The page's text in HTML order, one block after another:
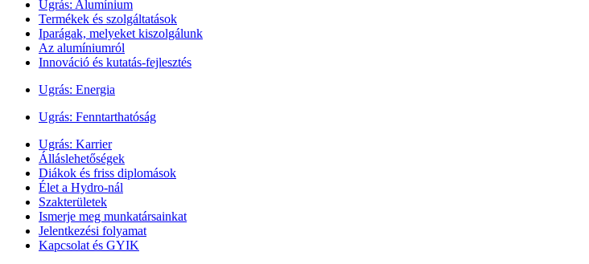
Ugrás: Alumínium
Termékek és szolgáltatások
Iparágak, melyeket kiszolgálunk
Az alumíniumról
Innováció és kutatás-fejlesztés
Ugrás: Energia
Ugrás: Fenntarthatóság
Ugrás: Karrier
Álláslehetőségek
Diákok és friss diplomások
Élet a Hydro-nál
Szakterületek
Ismerje meg munkatársainkat
Jelentkezési folyamat
Kapcsolat és GYIK